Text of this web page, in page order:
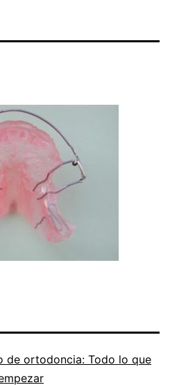
de ortodoncia: Todo lo que